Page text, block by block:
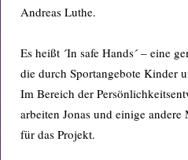
Andreas Luthe.
Es heißt ´In safe Hands´ – eine
die durch Sportangebote Kinder
Im Bereich der
arbeiten Jonas und einige
für das Projekt.